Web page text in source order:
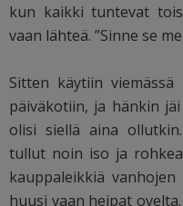
kun kaikki tuntevat
vaan lähteä. ”Sinne se
Sitten käytiin viemässä
päiväkotiin, ja hänkin
olisi siellä aina
tullut noin iso ja
kauppaleikkiä
huusi vaan heipat